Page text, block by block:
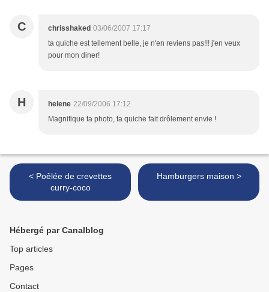
C chrisshaked 03/06/2007 17:17
ta quiche est tellement belle, je n'en reviens pas!!! j'en veux
pour mon diner!
H helene 22/09/2006 17:12
Magnifique ta photo, ta quiche fait drôlement envie !
< Poêlée de crevettes
curry-coco
Hamburgers maison >
Hébergé par Canalblog
Top articles
Pages
Contact